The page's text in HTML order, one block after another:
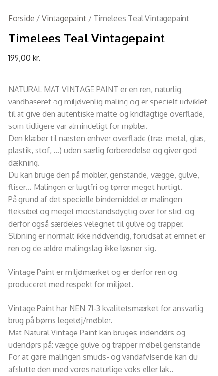
Forside / Vintagepaint/ Timelees Teal Vintagepaint
Timelees Teal Vintagepaint
199,00 kr.
NATURAL MAT VINTAGE PAINT er en ren, naturlig,
vandbaseret og miljøvenlig maling og er specielt udviklet
til at give den autentiske matte og kridtagtige overflade,
som tidligere var almindeligt for møbler.
Den klæber til næsten enhver overflade (træ, metal, glas,
plastik, stof, …) uden særlig forberedelse og giver god
dækning.
Du kan bruge den på møbler, genstande, vægge, gulve,
fliser… Malingen er lugtfri og tørrer meget hurtigt.
På grund af det specielle bindemiddel er malingen
fleksibel og meget modstandsdygtig over for slid, og
derfor også særdeles velegnet til gulve og trapper.
Slibning er normalt ikke nødvendig, forudsat at emnet er
ren og de ældre malingslag ikke løsner sig.
Vintage Paint er miljømærket og er derfor ren og
produceret med respekt for miljøet.
Vintage Paint har NEN 71-3 kvalitetsmærket for ansvarlig
brug på børns legetøj/møbler.
Mat Natural Vintage Paint kan bruges indendørs og
udendørs på: vægge gulve og trapper møbel genstande
For at gøre malingen smuds- og vandafvisende kan du
afslutte den med vores naturlige voks eller lak..